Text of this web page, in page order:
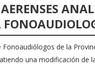
de la
una modificación de